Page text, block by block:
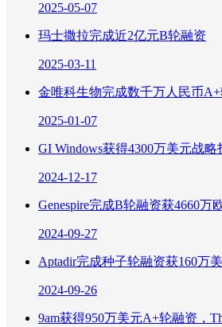
2025-05-07
玛士撒拉完成近2亿元B轮融资
2025-03-11
金唯科生物完成数千万人民币
2025-01-07
GI Windows获得4300万美元战略
2024-12-17
Genespire完成B轮融资获4660万
2024-09-27
Aptadir完成种子轮融资获160万
2024-09-26
9am获得950万美元A+轮融资，